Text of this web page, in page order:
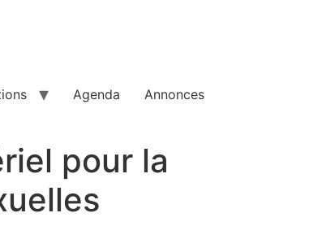
Agenda Annonces
pour la